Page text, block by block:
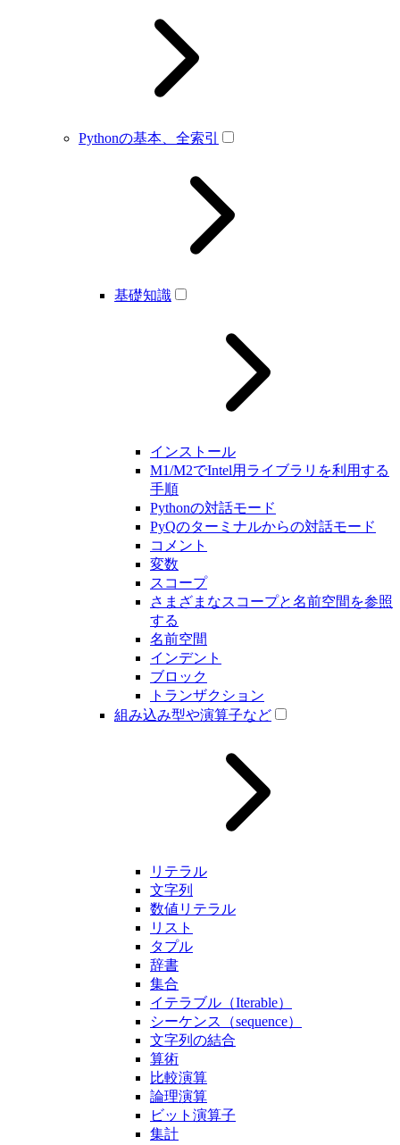
Pythonの基本、全索引
基礎知識
インストール
M1/M2でIntel用ライブラリを利用する
手順
Pythonの対話モード
PyQのターミナルからの対話モード
コメント
変数
スコープ
さまざまなスコープと名前空間を参照
する
名前空間
インデント
ブロック
トランザクション
組み込み型や演算子など
リテラル
文字列
数値リテラル
リスト
タプル
辞書
集合
イテラブル（Iterable）
シーケンス（sequence）
文字列の結合
算術
比較演算
論理演算
ビット演算子
集計